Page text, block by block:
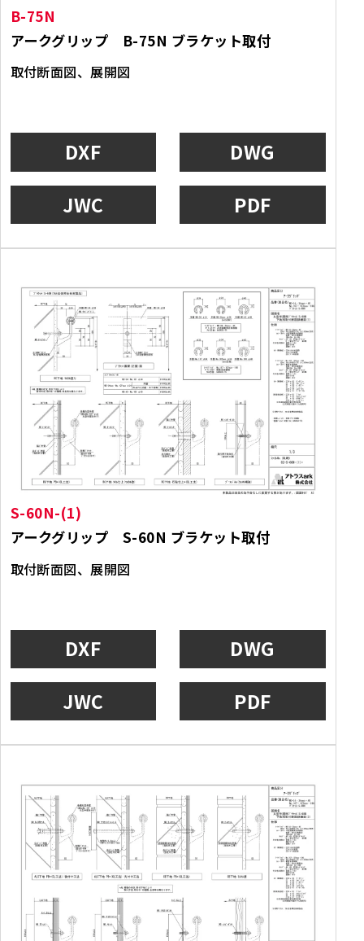
B-75N
アークグリップ B-75N ブラケット取付
取付断面図、展開図
DXF
DWG
JWC
PDF
S-60N-(1)
アークグリップ S-60N ブラケット取付
取付断面図、展開図
DXF
DWG
JWC
PDF